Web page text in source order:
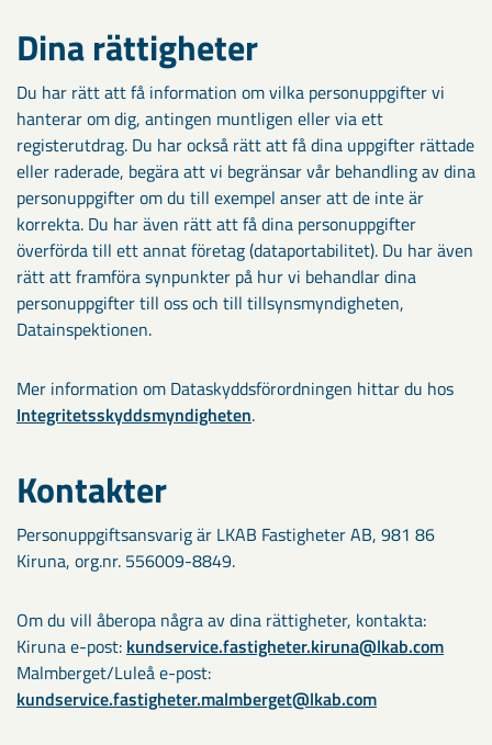
Dina rättigheter
Du har rätt att få information om vilka personuppgifter vi
hanterar om dig, antingen muntligen eller via ett
registerutdrag. Du har också rätt att få dina uppgifter rättade
eller raderade, begära att vi begränsar vår behandling av dina
personuppgifter om du till exempel anser att de inte är
korrekta. Du har även rätt att få dina personuppgifter
överförda till ett annat företag (dataportabilitet). Du har även
rätt att framföra synpunkter på hur vi behandlar dina
personuppgifter till oss och till tillsynsmyndigheten,
Datainspektionen.
Mer information om Dataskyddsförordningen hittar du hos
Integritetsskyddsmyndigheten.
Kontakter
Personuppgiftsansvarig är LKAB Fastigheter AB, 981 86
Kiruna, org.nr. 556009-8849.
Om du vill åberopa några av dina rättigheter, kontakta:
Kiruna e-post: kundservice.fastigheter.kiruna@lkab.com
Malmberget/Luleå e-post:
kundservice.fastigheter.malmberget@lkab.com